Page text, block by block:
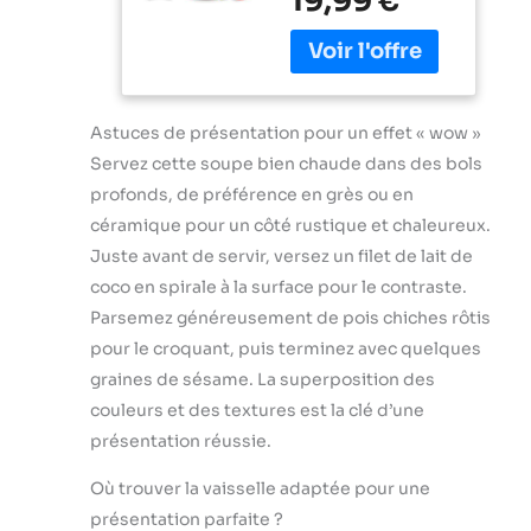
de curry. Sans
OGM. Nos pâtes
de curry AYAM
sont composées à
d'ingrédients
naturels, ce qui en
fait des produits
de qualité
supérieure. Elles
sont certifiées
sans gluten par
l'AFDIAG et sont
sans lactose.
ALIMENTATION
SAINE - Notre
pâte de curry
d'ingrédients
en utilisant une
seule main Mixage
pratique et
efficace : Le
QuattroBlade en
inox à 4 lames
assure un mélange
lisse et
homogène, avec
moins
d’éclaboussures
et un mixage plus
rapide Accessoire
polyvalent inclus :
Le mixeur est livré
avec un gobelet
directement les
puissance de 350
W et d'une seule
vitesse pour des
sans effort, tout
cela en appuyant
sur un bouton
ECLABOUSSURES
: Le pied
antiéclaboussures
évite les
les dégâts, pour
une expérience
plus propre et plus
agréable DESIGN
ergonomique avec
une prise en main
Astuces de présentation pour un effet « wow »
Servez cette soupe bien chaude dans des bols
profonds, de préférence en grès ou en
céramique pour un côté rustique et chaleureux.
Juste avant de servir, versez un filet de lait de
coco en spirale à la surface pour le contraste.
Parsemez généreusement de pois chiches rôtis
pour le croquant, puis terminez avec quelques
graines de sésame. La superposition des
couleurs et des textures est la clé d’une
présentation réussie.
Où trouver la vaisselle adaptée pour une
présentation parfaite ?